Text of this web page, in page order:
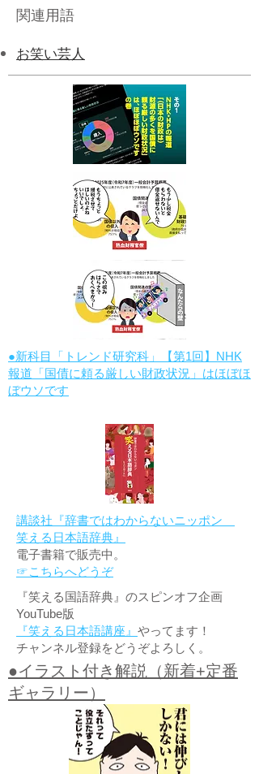
関連用語
お笑い芸人
●新科目「トレンド研究科」【第1回】NHK
報道「国債に頼る厳しい財政状況」はほぼほ
ぼウソです
講談社『辞書ではわからないニッポン
笑える日本語辞典』
電子書籍で販売中。
☞こちらへどうぞ
『笑える国語辞典』のスピンオフ企画
YouTube版
『笑える日本語講座』 やってます！
チャンネル登録をどうぞよろしく。
●イラスト付き解説（新着+定番
ギャラリー）